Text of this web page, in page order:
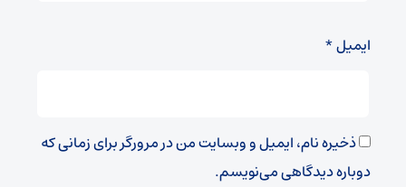
ایمیل*
ذخیره نام، ایمیل و وبسایت من در مرورگر برای زمانی که
دوباره دیدگاهی می‌نویسم.